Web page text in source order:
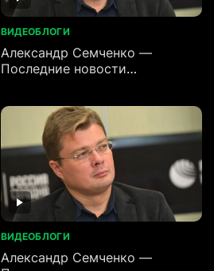
ВИДЕОБЛОГИ
Александр Семченко —
Последние новости
ВИДЕОБЛОГИ
Александр Семченко —